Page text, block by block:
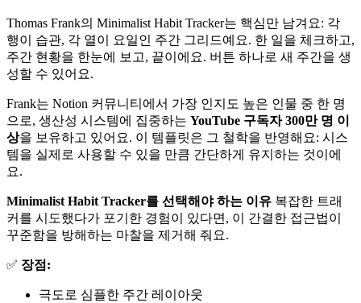
Thomas Frank의 Minimalist Habit Tracker는 핵심만 남겨요: 각
행이 습관, 각 열이 요일인 주간 그리드예요. 한 일을 체크하고,
주간 현황을 한눈에 보고, 끝이에요. 버튼 하나로 새 주간을 생
성할 수 있어요.
Frank는 Notion 커뮤니티에서 가장 인지도 높은 인물 중 한 명
으로, 생산성 시스템에 집중하는 YouTube 구독자 300만 명 이
상을 보유하고 있어요. 이 템플릿은 그 철학을 반영해요: 시스
템을 실제로 사용할 수 있을 만큼 간단하게 유지하는 것이에
요.
Minimalist Habit Tracker를 선택해야 하는 이유 복잡한 트래
커를 시도했다가 포기한 경험이 있다면, 이 간결한 접근법이
꾸준함을 방해하는 마찰을 제거해 줘요.
✅ 장점:
극도로 심플한 주간 레이아웃